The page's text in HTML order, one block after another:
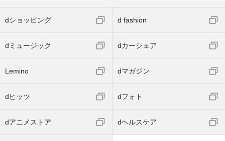
dショッピング d fashion
dミュージック dカーシェア
Lemino dマガジン
dヒッツ dフォト
dアニメストア dヘルスケア